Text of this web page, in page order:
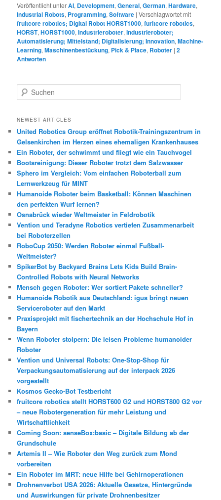
Veröffentlicht unterAI, Development,General,German,Hardware,
Industrial Robots, Programming,Software |Verschlagwortet mit
fruitcore robotics; Digital Robot HORST1000,furitcore robotics,
HORST,HORST1000,Industrieroboter,Industrieroboter;
Automatisierung; Mittelstand; Digitalisierung; Innovation,Machine-
Learning,Maschinenbestückung, Pick & Place, Roboter |2
Antworten
u
h
n
NEWEST ARTICLES
United Robotics Group eröffnet Robotik-Trainingszentrum in
Gelsenkirchen im Herzen eines ehemaligen Krankenhauses
Ein Roboter, der schwimmt und fliegt wie ein Tauchvogel
Bootsreinigung: Dieser Roboter trotzt dem Salzwasser
Sphero im Vergleich: Vom einfachen Roboterball zum
Lernwerkzeug für MINT
Humanoide Roboter beim Basketball: Können Maschinen
den perfekten Wurf lernen?
Osnabrück wieder Weltmeister in Feldrobotik
Vention und Teradyne Robotics vertiefen Zusammenarbeit
bei Roboterzellen
RoboCup 2050: Werden Roboter einmal Fußball-
Weltmeister?
SpikerBot by Backyard Brains Lets Kids Build Brain-
Controlled Robots with Neural Networks
Mensch gegen Roboter: Wer sortiert Pakete schneller?
Humanoide Robotik aus Deutschland: igus bringt neuen
Serviceroboter auf den Markt
Praxisprojekt mit fischertechnik an der Hochschule Hof in
Bayern
Wenn Roboter stolpern: Die leisen Probleme humanoider
Roboter
Vention und Universal Robots: One-Stop-Shop für
Verpackungsautomatisierung auf der interpack 2026
vorgestellt
Kosmos Gecko-Bot Testbericht
fruitcore robotics stellt HORST600 G2 und HORST800 G2 vor
– neue Robotergeneration für mehr Leistung und
Wirtschaftlichkeit
Coming Soon: senseBox:basic – Digitale Bildung ab der
Grundschule
Artemis II – Wie Roboter den Weg zurück zum Mond
vorbereiten
Ein Roboter im MRT: neue Hilfe bei Gehirnoperationen
Drohnenverbot USA 2026: Aktuelle Gesetze, Hintergründe
und Auswirkungen für private Drohnenbesitzer